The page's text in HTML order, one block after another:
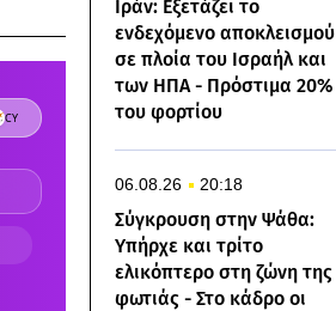
Ιράν: Εξετάζει το
ενδεχόμενο αποκλεισμού
σε πλοία του Ισραήλ και
των ΗΠΑ - Πρόστιμα 20%
του φορτίου
06.08.26 20:18
Σύγκρουση στην Ψάθα:
Υπήρχε και τρίτο
ελικόπτερο στη ζώνη της
φωτιάς - Στο κάδρο οι